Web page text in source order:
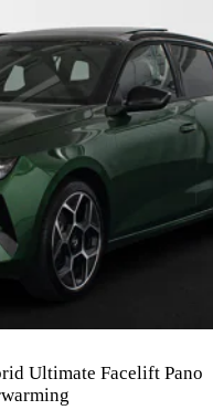
Ultimate Facelift Pano